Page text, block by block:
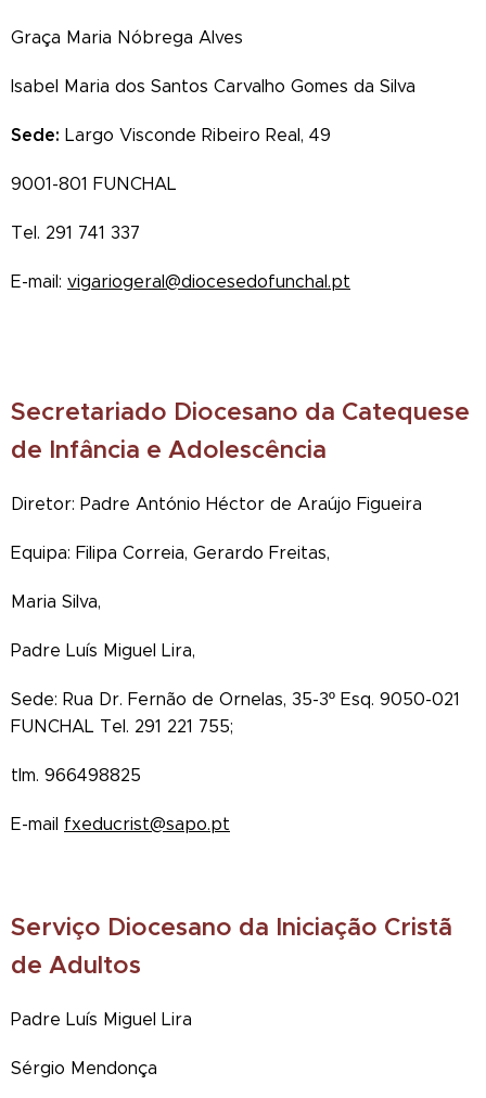
Graça Maria Nóbrega Alves
Isabel Maria dos Santos Carvalho Gomes da Silva
Sede: Largo Visconde Ribeiro Real, 49
9001-801 FUNCHAL
Tel. 291 741 337
E-mail: vigariogeral@diocesedofunchal.pt
Secretariado Diocesano da Catequese
de Infância e Adolescência
Diretor: Padre António Héctor de Araújo Figueira
Equipa: Filipa Correia, Gerardo Freitas,
Maria Silva,
Padre Luís Miguel Lira,
Sede: Rua Dr. Fernão de Ornelas, 35-3º Esq. 9050-021
FUNCHAL Tel. 291 221 755;
tlm. 966498825
E-mail fxeducrist@sapo.pt
Serviço Diocesano da Iniciação Cristã
de Adultos
Padre Luís Miguel Lira
Sérgio Mendonça